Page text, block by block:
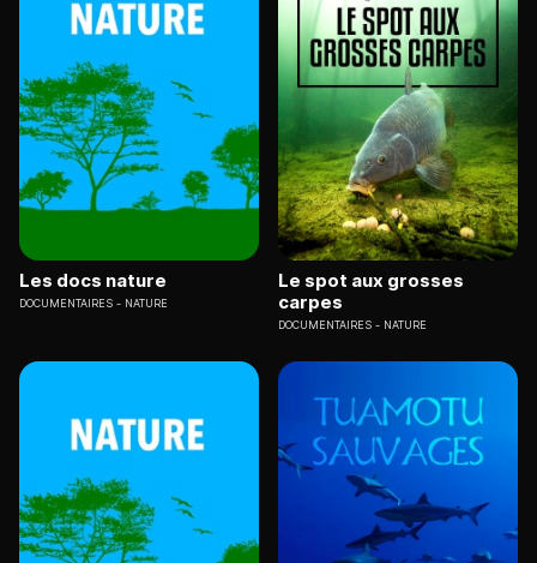
Les docs nature
DOCUMENTAIRES NATURE
Le spot aux grosses
carpes
DOCUMENTAIRES NATURE